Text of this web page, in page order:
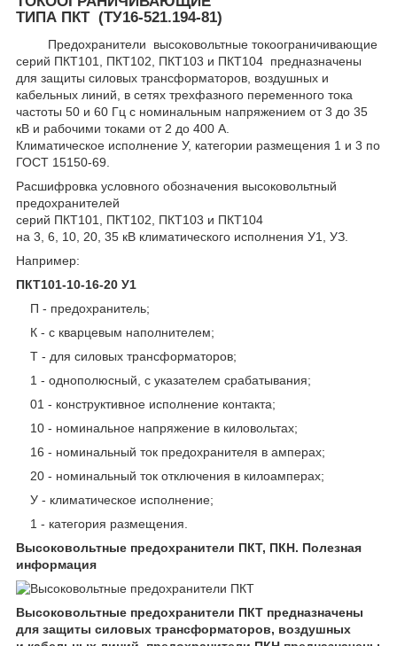
ТИПА ПКТ (ТУ16-521.194-81)
Предохранители высоковольтные токоограничивающие
серий ПКТ101, ПКТ102, ПКТ103 и ПКТ104 предназначены
для защиты силовых трансформаторов, воздушных и
кабельных линий, в сетях трехфазного переменного тока
частоты 50 и 60 Гц с номинальным напряжением от 3 до 35
кВ и рабочими токами от 2 до 400 А.
Климатическое исполнение У, категории размещения 1 и 3 по
ГОСТ 15150-69.
Расшифровка условного обозначения высоковольтный
предохранителей
серий ПКТ101, ПКТ102, ПКТ103 и ПКТ104
на 3, 6, 10, 20, 35 кВ климатического исполнения У1, УЗ.
Например:
ПКТ101-10-16-20 У1
П - предохранитель;
К - с кварцевым наполнителем;
Т - для силовых трансформаторов;
1 - однополюсный, с указателем срабатывания;
01 - конструктивное исполнение контакта;
10 - номинальное напряжение в киловольтах;
16 - номинальный ток предохранителя в амперах;
20 - номинальный ток отключения в килоамперах;
У - климатическое исполнение;
1 - категория размещения.
Высоковольтные предохранители ПКТ, ПКН. Полезная
информация
Высоковольтные предохранители ПКТ предназначены
для защиты силовых трансформаторов, воздушных